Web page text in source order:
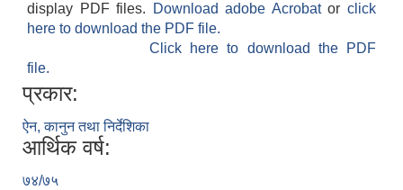
display PDF files.
Download adobe Acrobatorclick
here to download the PDF file.
Click here to download the PDF
file.
प्रकार:
ऐन, कानुन तथा निर्देशिका
आर्थिक वर्ष:
७४/७५